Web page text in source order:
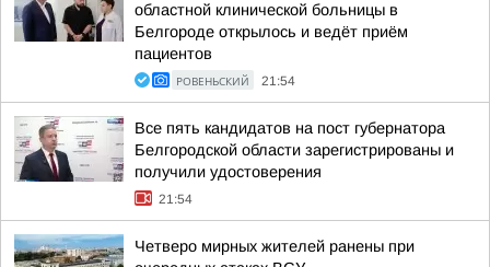
областной клинической больницы в
Белгороде открылось и ведёт приём
пациентов
РОВЕНЬСКИЙ 21:54
Все пять кандидатов на пост губернатора
Белгородской области зарегистрированы и
получили удостоверения
21:54
Четверо мирных жителей ранены при